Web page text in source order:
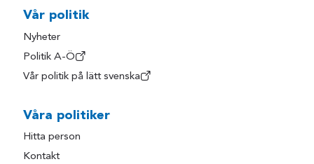
Vår politik
Nyheter
Politik A-Ö
Vår politik på lätt svenska
Våra politiker
Hitta person
Kontakt